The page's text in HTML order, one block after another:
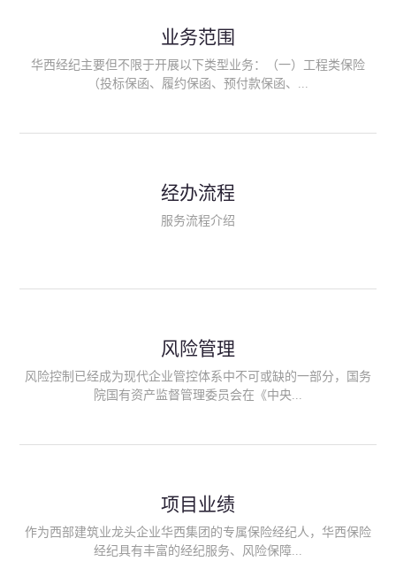
业务范围
华西经纪主要但不限于开展以下类型业务：（一）工程类保险
（投标保函、履约保函、预付款保函、...
险、政府公共安全责任保险/自然灾害公众责任保险、精神病监护
人责任险、首台套/首版次保险、科技保险等）；（三）传统财产
险产品；（六）保险招投标业务。随着业务的开展，华西经纪会
供专业、优质的保险经纪服务。
经办流程
服务流程介绍
风险管理
风险控制已经成为现代企业管控体系中不可或缺的一部分，国务
院国有资产监督管理委员会在《中央...
能够为客户降低风险管理成本，提高经营效率；能够为企业提供
从风险评估、风险分析、风险防范、风险转移到灾后防损、索赔
等全方位、全过程、专家式的服务，拓展和深化由保险公司提供
项目业绩
作为西部建筑业龙头企业华西集团的专属保险经纪人，华西保险
经纪具有丰富的经纪服务、风险保障...